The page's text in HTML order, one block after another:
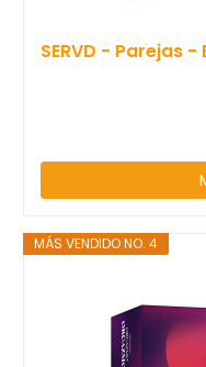
SERVD - Parejas
MÁS VENDIDO NO. 4